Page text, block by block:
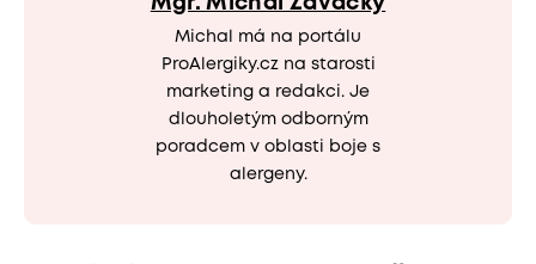
Michal má na portálu
ProAlergiky.cz na starosti
marketing a redakci. Je
dlouholetým odborným
poradcem v oblasti boje s
alergeny.